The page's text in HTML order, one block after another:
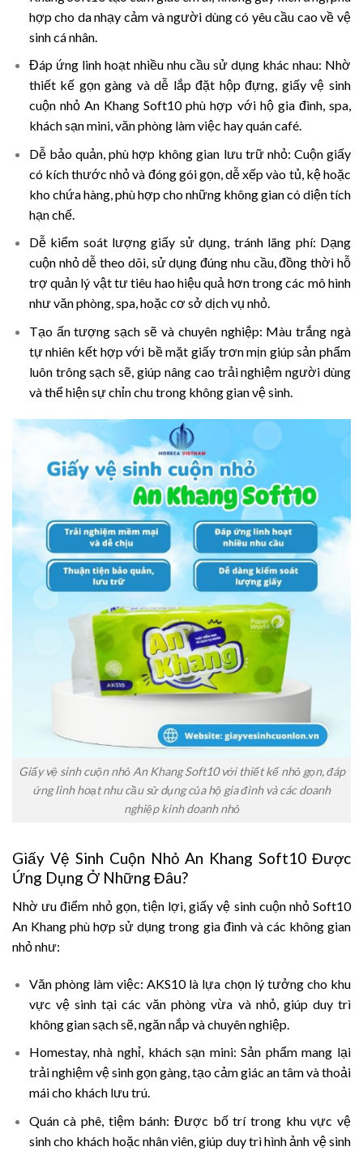
hợp cho da nhạy cảm và người dùng có yêu cầu cao về vệ
sinh cá nhân.
Đáp ứng linh hoạt nhiều nhu cầu sử dụng khác nhau: Nhờ
thiết kế gọn gàng và dễ lắp đặt hộp đựng, giấy vệ sinh
cuộn nhỏ An Khang Soft10 phù hợp với hộ gia đình, spa,
khách sạn mini, văn phòng làm việc hay quán café.
Dễ bảo quản, phù hợp không gian lưu trữ nhỏ: Cuộn giấy
có kích thước nhỏ và đóng gói gọn, dễ xếp vào tủ, kệ hoặc
kho chứa hàng, phù hợp cho những không gian có diện tích
hạn chế.
Dễ kiểm soát lượng giấy sử dụng, tránh lãng phí: Dạng
cuộn nhỏ dễ theo dõi, sử dụng đúng nhu cầu, đồng thời hỗ
trợ quản lý vật tư tiêu hao hiệu quả hơn trong các mô hình
như văn phòng, spa, hoặc cơ sở dịch vụ nhỏ.
Tạo ấn tượng sạch sẽ và chuyên nghiệp: Màu trắng ngà
tự nhiên kết hợp với bề mặt giấy trơn mịn giúp sản phẩm
luôn trông sạch sẽ, giúp nâng cao trải nghiệm người dùng
và thể hiện sự chỉn chu trong không gian vệ sinh.
Giấy vệ sinh cuộn nhỏ An Khang Soft10 với thiết kế nhỏ gọn, đáp
ứng linh hoạt nhu cầu sử dụng của hộ gia đình và các doanh
nghiệp kinh doanh nhỏ
Giấy Vệ Sinh Cuộn Nhỏ An Khang Soft10 Được
Ứng Dụng Ở Những Đâu?
Nhờ ưu điểm nhỏ gọn, tiện lợi, giấy vệ sinh cuộn nhỏ Soft10
An Khang phù hợp sử dụng trong gia đình và các không gian
nhỏ như:
Văn phòng làm việc: AKS10 là lựa chọn lý tưởng cho khu
vực vệ sinh tại các văn phòng vừa và nhỏ, giúp duy trì
không gian sạch sẽ, ngăn nắp và chuyên nghiệp.
Homestay, nhà nghỉ, khách sạn mini: Sản phẩm mang lại
trải nghiệm vệ sinh gọn gàng, tạo cảm giác an tâm và thoải
mái cho khách lưu trú.
Quán cà phê, tiệm bánh: Được bố trí trong khu vực vệ
sinh cho khách hoặc nhân viên, giúp duy trì hình ảnh vệ sinh